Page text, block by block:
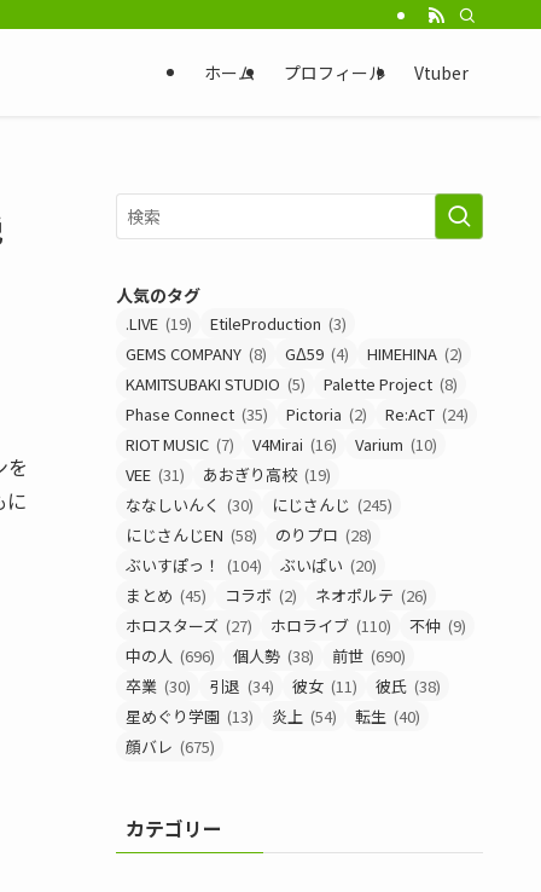
ホーム プロフィール Vtuber
を
に
人気のタグ
.LIVE (19) EtileProduction (3)
GEMS COMPANY (8) GΔ59 (4) HIMEHINA (2)
KAMITSUBAKI STUDIO (5) Palette Project (8)
Phase Connect (35) Pictoria (2) Re:AcT (24)
RIOT MUSIC (7) V4Mirai (16) Varium (10)
VEE (31) あおぎり高校 (19)
ななしいんく (30) にじさんじ (245)
にじさんじEN (58) のりプロ (28)
ぶいすぽっ！
(104) ぶいぱい (20)
まとめ (45) コラボ (2) ネオポルテ (26)
ホロスターズ (27) ホロライブ (110) 不仲 (9)
中の人 (696) 個人勢 (38) 前世 (690)
卒業 (30) 引退 (34) 彼女 (11) 彼氏 (38)
星めぐり学園 (13) 炎上 (54) 転生 (40)
顔バレ (675)
カテゴリー